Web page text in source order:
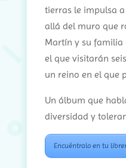
tierras le impulsa
allá del muro que
Martín y su familia
el que visitarán
un reino en el que
Un álbum que
diversidad y
Encuéntralo en tu